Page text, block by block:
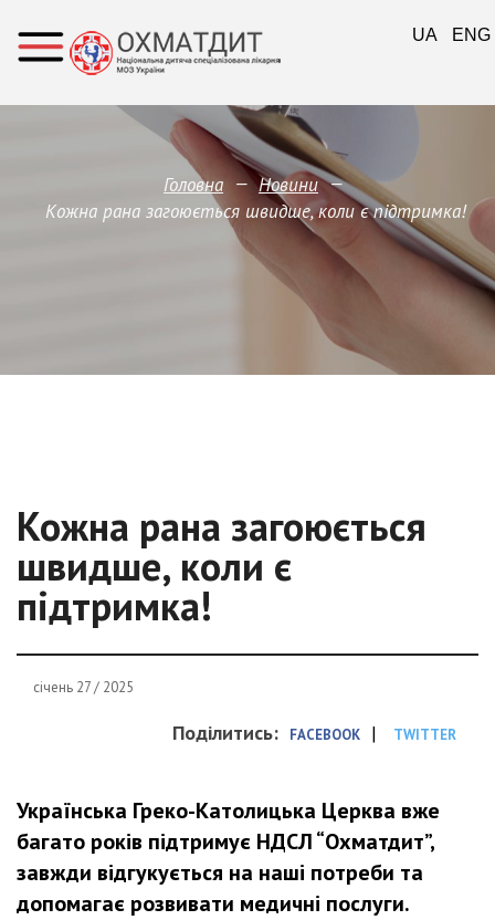
Головна — Новини —
Кожна рана загоюється швидше, коли є підтримка!
Кожна рана загоюється
швидше, коли є
підтримка!
січень 27 / 2025
Поділитись: FACEBOOK | TWITTER
Українська Греко-Католицька Церква вже
багато років підтримує НДСЛ “Охматдит”,
завжди відгукується на наші потреби та
допомагає розвивати медичні послуги.
UA ENG